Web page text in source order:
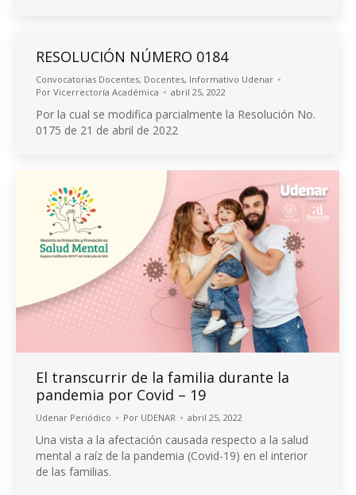
RESOLUCIÓN NÚMERO 0184
Convocatorias Docentes, Docentes, Informativo Udenar
Por Vicerrectoría Académica abril 25, 2022
Por la cual se modifica parcialmente la Resolución No.
0175 de 21 de abril de 2022
El transcurrir de la familia durante la
pandemia por Covid – 19
Udenar Periódico Por UDENAR abril 25, 2022
Una vista a la afectación causada respecto a la salud
mental a raíz de la pandemia (Covid-19) en el interior
de las familias.